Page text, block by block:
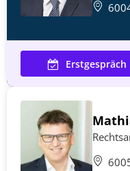
Erstgespräch